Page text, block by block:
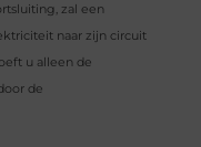
zal een
naar zijn circuit
u alleen de
de